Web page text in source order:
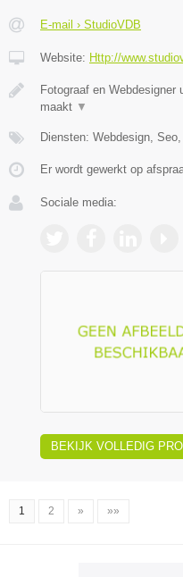
E-mail › StudioVDB
Website: Http://
Fotograaf en Webdesigner
maakt ▼
Diensten: Webdesign,
Er wordt gewerkt op
Sociale media:
BEKIJK VOLLEDIG
1 2 » »»